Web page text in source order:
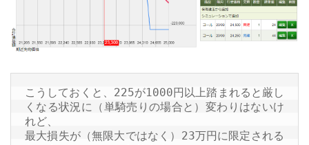
こうしておくと、225が1000円以上踏まれると厳し
くなる状況に（単騎売りの場合と）変わりはないけ
れど、
最大損失が（無限大ではなく）23万円に限定される